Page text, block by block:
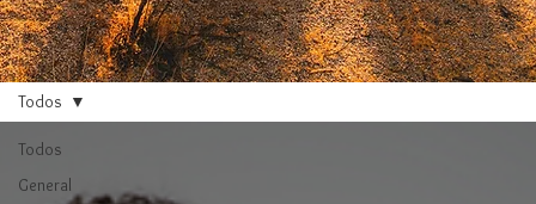
Todos
General
Todos